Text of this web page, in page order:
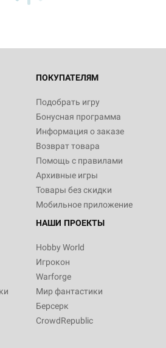
ПОКУПАТЕЛЯМ
Подобрать игру
Бонусная программа
Информация о заказе
Возврат товара
Помощь с правилами
Архивные игры
Товары без скидки
Мобильное приложение
НАШИ ПРОЕКТЫ
Hobby World
Игрокон
Warforge
Мир фантастики
Берсерк
CrowdRepublic